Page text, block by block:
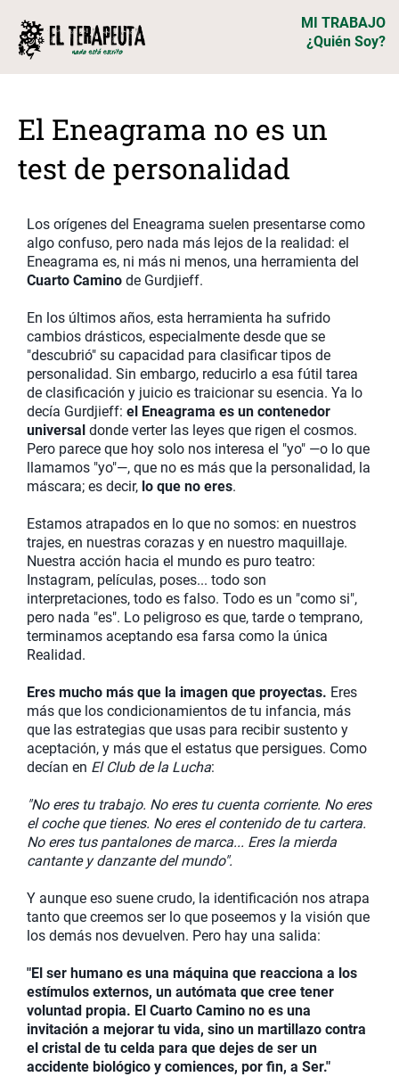
MI TRABAJO
¿Quién Soy?
El Eneagrama no es un
test de personalidad
Los orígenes del Eneagrama suelen presentarse como
algo confuso, pero nada más lejos de la realidad: el
Eneagrama es, ni más ni menos, una herramienta del
Cuarto Camino de Gurdjieff.
En los últimos años, esta herramienta ha sufrido
cambios drásticos, especialmente desde que se
"descubrió" su capacidad para clasificar tipos de
personalidad. Sin embargo, reducirlo a esa fútil tarea
de clasificación y juicio es traicionar su esencia. Ya lo
decía Gurdjieff: el Eneagrama es un contenedor
universal donde verter las leyes que rigen el cosmos.
Pero parece que hoy solo nos interesa el "yo" —o lo que
llamamos "yo"—, que no es más que la personalidad, la
máscara; es decir, lo que no eres.
Estamos atrapados en lo que no somos: en nuestros
trajes, en nuestras corazas y en nuestro maquillaje.
Nuestra acción hacia el mundo es puro teatro:
Instagram, películas, poses... todo son
interpretaciones, todo es falso. Todo es un "como si",
pero nada "es". Lo peligroso es que, tarde o temprano,
terminamos aceptando esa farsa como la única
Realidad.
Eres mucho más que la imagen que proyectas. Eres
más que los condicionamientos de tu infancia, más
que las estrategias que usas para recibir sustento y
aceptación, y más que el estatus que persigues. Como
decían en El Club de la Lucha:
"No eres tu trabajo. No eres tu cuenta corriente. No eres
el coche que tienes. No eres el contenido de tu cartera.
No eres tus pantalones de marca... Eres la mierda
cantante y danzante del mundo".
Y aunque eso suene crudo, la identificación nos atrapa
tanto que creemos ser lo que poseemos y la visión que
los demás nos devuelven. Pero hay una salida:
"El ser humano es una máquina que reacciona a los
estímulos externos, un autómata que cree tener
voluntad propia. El Cuarto Camino no es una
invitación a mejorar tu vida, sino un martillazo contra
el cristal de tu celda para que dejes de ser un
accidente biológico y comiences, por fin, a Ser."